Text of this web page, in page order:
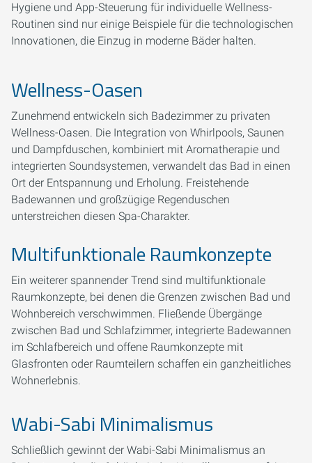
Hygiene und App-Steuerung für individuelle Wellness-
Routinen sind nur einige Beispiele für die technologischen
Innovationen, die Einzug in moderne Bäder halten.
Wellness-Oasen
Zunehmend entwickeln sich Badezimmer zu privaten
Wellness-Oasen. Die Integration von Whirlpools, Saunen
und Dampfduschen, kombiniert mit Aromatherapie und
integrierten Soundsystemen, verwandelt das Bad in einen
Ort der Entspannung und Erholung. Freistehende
Badewannen und großzügige Regenduschen
unterstreichen diesen Spa-Charakter.
Multifunktionale Raumkonzepte
Ein weiterer spannender Trend sind multifunktionale
Raumkonzepte, bei denen die Grenzen zwischen Bad und
Wohnbereich verschwimmen. Fließende Übergänge
zwischen Bad und Schlafzimmer, integrierte Badewannen
im Schlafbereich und offene Raumkonzepte mit
Glasfronten oder Raumteilern schaffen ein ganzheitliches
Wohnerlebnis.
Wabi-Sabi Minimalismus
Schließlich gewinnt der Wabi-Sabi Minimalismus an